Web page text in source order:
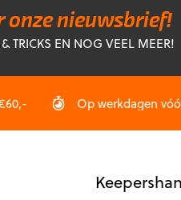
onze nieuwsbrief!
TRICKS EN NOG VEEL MEER!
Op werkdagen